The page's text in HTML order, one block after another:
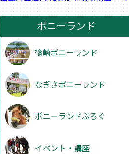
ポニーランド
篠崎ポニーランド
なぎさポニーランド
ポニーランドぶろぐ
イベント・講座